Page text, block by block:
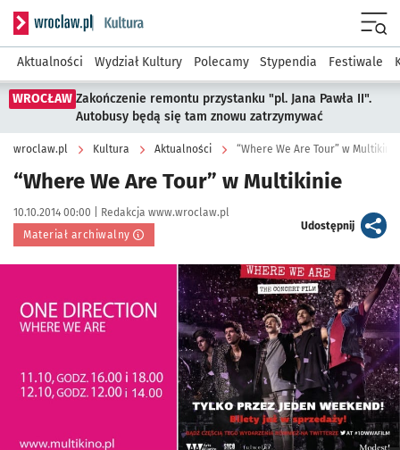
Serwis informacyjny wroclaw.pl podserwis: Kultura
Aktualności Wydział Kultury Polecamy Stypendia Festiwale
WROCŁAW Zakończenie remontu przystanku "pl. Jana Pawła II".
Autobusy będą się tam znowu zatrzymywać
wroclaw.pl Kultura Aktualności “Where We Are Tour” w Multikinie
“Where We Are Tour” w Multikinie
Data publikacji:
10.10.2014 00:00 | Autor:
Redakcja www.wroclaw.pl
Materiał archiwalny
Udostępnijartykuł